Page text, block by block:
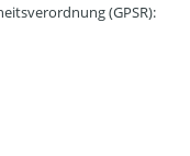
(GPSR):